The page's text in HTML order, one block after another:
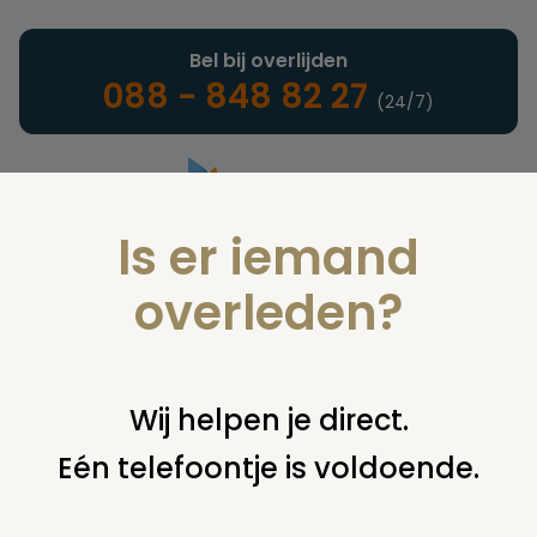
Landelijke uitvaartonderneming
Bel bij overlijden
088 - 848 82 27 (24/7)
U bent hier: home juridisch begraven grafsteen /
kosten grafsteen verplicht uit nalatenschap
Is er iemand
overleden?
Wij helpen je direct.
Eén telefoontje is voldoende.